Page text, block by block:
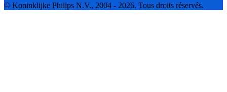
© Koninklijke Philips N.V., 2004 - 2026. Tous droits réservés.